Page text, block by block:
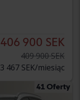
406 900 SEK
409 900 SEK
3 467 SEK/miesiąc
41 Oferty